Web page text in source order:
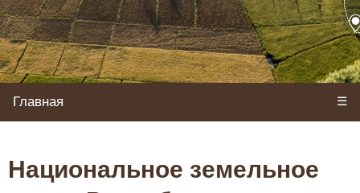
Главная ☰
Национальное земельное